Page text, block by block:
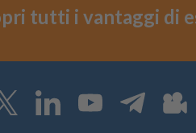
tutti i vantaggi di